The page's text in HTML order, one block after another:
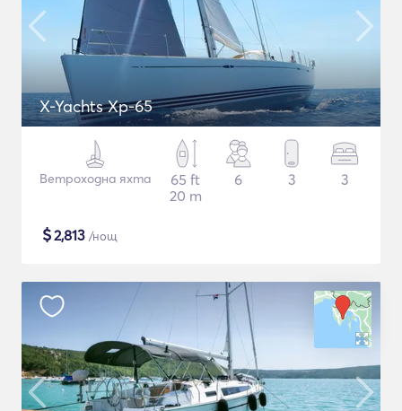
X-Yachts Xp-65
Ветроходна яхта
65 ft
20 m
6 3 3
$2,813 /нощ